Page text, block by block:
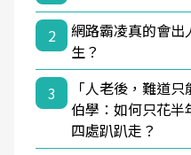
2
網路霸凌真的會
生？
3
「人老後，難道
伯學：如何只花半
四處趴趴走？